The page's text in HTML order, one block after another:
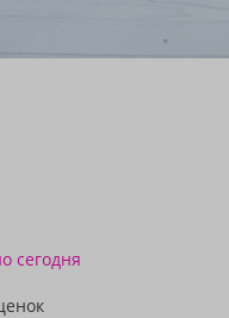
сегодня